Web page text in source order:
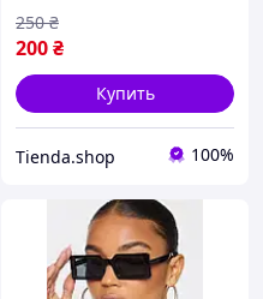
200₴
250 ₴
Купить
Tienda.shop 100%